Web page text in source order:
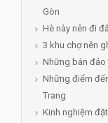
Gòn
Hè này nên đi
3 khu chợ nên
Những bán đảo
Những điểm
Trang
Kinh nghiệm